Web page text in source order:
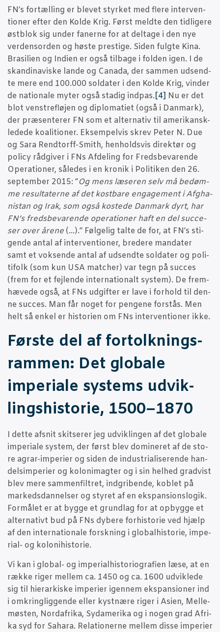
FN’s for­tæl­ling er ble­vet styr­ket med fle­re inter­ven­
tio­ner efter den Kol­de Krig. Først meld­te den tid­li­ge­re
østblok sig under faner­ne for at del­ta­ge i den nye
ver­den­sor­den og høste pre­sti­ge. Siden fulg­te Kina.
Bra­si­li­en og Indi­en er også til­ba­ge i fol­den igen. I de
skan­di­na­vi­ske lan­de og Cana­da, der sam­men udsend­
te mere end 100.000 sol­da­ter i den Kol­de Krig, vin­der
de natio­na­le myter også sta­dig ind­pas.[4] Nu er det
blot ven­stre­fløj­en og diplo­ma­ti­et (også i Dan­mark),
der præ­sen­te­rer FN som et alter­na­tiv til ame­ri­kansk-
lede­de koa­li­tio­ner. Eksem­pel­vis skrev Peter N. Due
og Sara Rendt­or­ff-Smith, hen­holds­vis direk­tør og
poli­cy råd­gi­ver i FNs Afde­ling for Freds­be­va­ren­de
Ope­ra­tio­ner, såle­des i en kro­nik i Poli­ti­ken den 26.
sep­tem­ber 2015: ”Og mens læse­ren selv må bedøm­
me resul­ta­ter­ne af det kost­ba­re enga­ge­ment i Afg­ha­
ni­stan og Irak, som også koste­de Dan­mark dyrt, har
FN’s freds­be­va­ren­de ope­ra­tio­ner haft en del suc­ce­
ser over åre­ne (…).” Føl­ge­lig tal­te de for, at FN’s sti­
gen­de antal af inter­ven­tio­ner, bre­de­re man­da­ter
samt et vok­sen­de antal af udsend­te sol­da­ter og poli­
ti­folk (som kun USA mat­cher) var tegn på suc­ces
(frem for et fejl­en­de inter­na­tio­nalt system). De frem­
hæ­ve­de også, at FNs udgif­ter er lave i for­hold til den­
ne suc­ces. Man får noget for pen­ge­ne for­stås. Men
helt så enkel er histo­ri­en om FNs inter­ven­tio­ner ikke.
Før­ste del af for­tolk­nings­
ram­men: Det glo­ba­le
impe­ri­a­le systems udvik­
lings­hi­sto­rie, 1500–1870
I det­te afsnit skit­se­rer jeg udvik­lin­gen af det glo­ba­le
impe­ri­a­le system, der først blev domi­ne­ret af de sto­
re agrar-impe­ri­er og siden de indu­stri­a­li­se­ren­de han­
delsim­pe­ri­er og koloni­mag­ter og i sin hel­hed grad­vist
blev mere sam­men­fil­tret, ind­gri­ben­de, koblet på
mar­keds­dan­nel­ser og sty­ret af en eks­pan­sions­lo­gik.
For­må­let er at byg­ge et grund­lag for at opbyg­ge et
alter­na­tivt bud på FNs dybe­re for­hi­sto­rie ved hjælp
af den inter­na­tio­na­le forsk­ning i glo­bal­hi­sto­rie, impe­
ri­al- og kolonihistorie.
Vi kan i glo­bal- og impe­ri­al­hi­sto­ri­o­gra­fi­en læse, at en
ræk­ke riger mel­lem ca. 1450 og ca. 1600 udvik­le­de
sig til hie­rar­ki­ske impe­ri­er igen­nem eks­pan­sio­ner ind
i omkring­lig­gen­de eller kyst­næ­re riger i Asi­en, Mel­le­
mø­sten, Nord­afri­ka, Syda­me­ri­ka og i nogen grad Afri­
ka syd for Saha­ra. Rela­tio­ner­ne mel­lem dis­se impe­ri­er